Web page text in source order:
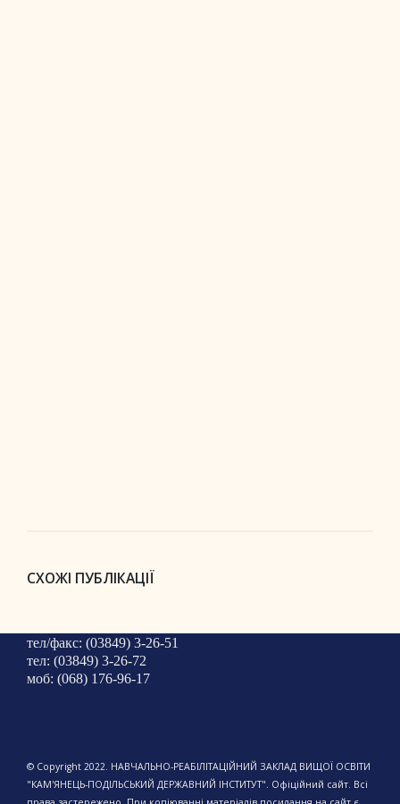
СХОЖІ ПУБЛІКАЦІЇ
тел/факс: (03849) 3-26-51
тел: (03849) 3-26-72
моб: (068) 176-96-17
© Copyright 2022. НАВЧАЛЬНО-РЕАБІЛІТАЦІЙНИЙ ЗАКЛАД ВИЩОЇ ОСВІТИ
"КАМ'ЯНЕЦЬ-ПОДІЛЬСЬКИЙ ДЕРЖАВНИЙ ІНСТИТУТ". Офіційний сайт. Всі